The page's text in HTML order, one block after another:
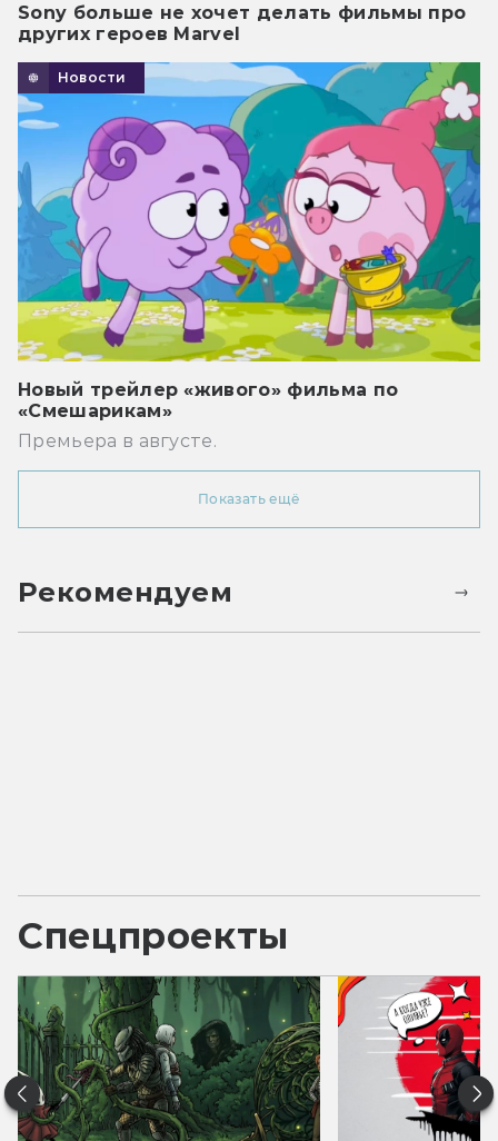
Sony больше не хочет делать фильмы про
других героев Marvel
Новости
Новый трейлер «живого» фильма по
«Смешарикам»
Премьера в августе.
Показать ещё
Рекомендуем
Спецпроекты